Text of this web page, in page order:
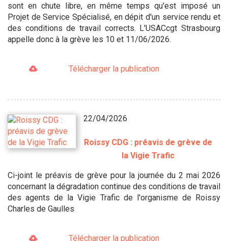
sont en chute libre, en même temps qu'est imposé un
Projet de Service Spécialisé, en dépit d'un service rendu et
des conditions de travail corrects. L'USACcgt Strasbourg
appelle donc à la grève les 10 et 11/06/2026.
Télécharger la publication
22/04/2026
Roissy CDG : préavis de grève de
la Vigie Trafic
Ci-joint le préavis de grève pour la journée du 2 mai 2026
concernant la dégradation continue des conditions de travail
des agents de la Vigie Trafic de l'organisme de Roissy
Charles de Gaulles
Télécharger la publication